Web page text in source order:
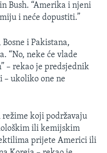
Bush. “Amerika i njeni
i neće dopustiti.”
i Pakistana,
“No, neke će vlade
– rekao je predsjednik
– ukoliko one ne
režime koji podržavaju
ili kemijskim
prijete Americi ili